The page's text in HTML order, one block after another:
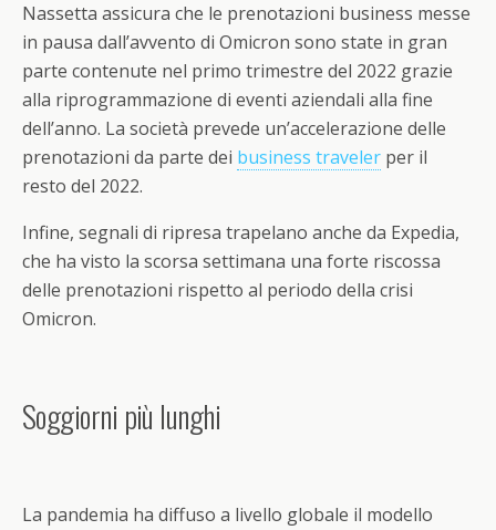
Nassetta assicura che le prenotazioni business messe
in pausa dall’avvento di Omicron sono state in gran
parte contenute nel primo trimestre del 2022 grazie
alla riprogrammazione di eventi aziendali alla fine
dell’anno. La società prevede un’accelerazione delle
prenotazioni da parte dei business traveler per il
resto del 2022.
Infine, segnali di ripresa trapelano anche da Expedia,
che ha visto la scorsa settimana una forte riscossa
delle prenotazioni rispetto al periodo della crisi
Omicron.
Soggiorni più lunghi
La pandemia ha diffuso a livello globale il modello